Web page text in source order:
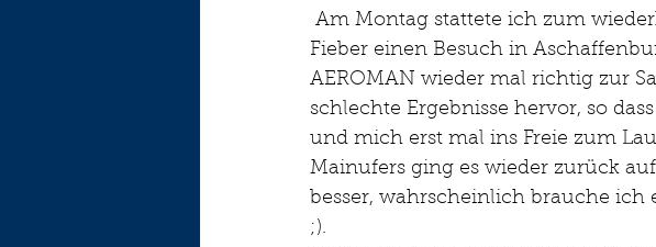
Fieber einen Besuch in
AEROMAN wieder mal richtig zur
schlechte Ergebnisse hervor, so
und mich erst mal ins Freie zum
Mainufers ging es wieder zurück
besser, wahrscheinlich brauche
;).